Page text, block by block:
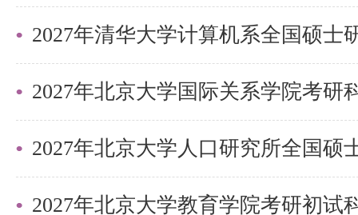
目前包括光学精密加工与测量平
仪器研究平台和光学与光电技术
主要面向应用型人才培养，侧重
各类仪器设备400余台套，各级
师资团队
2027年北京大学国际关系学院考研
2027年北京大学教育学院考研初试